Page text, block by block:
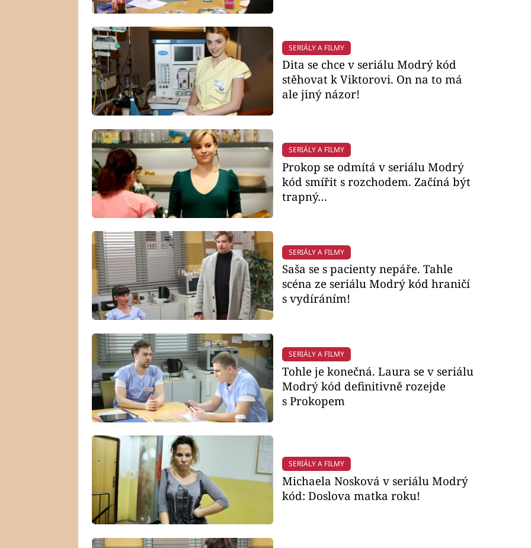
SERIÁLY A FILMY
Dita se chce v seriálu Modrý kód
stěhovat k Viktorovi. On na to má
ale jiný názor!
SERIÁLY A FILMY
Prokop se odmítá v seriálu Modrý
kód smířit s rozchodem. Začíná být
trapný…
SERIÁLY A FILMY
Saša se s pacienty nepáře. Tahle
scéna ze seriálu Modrý kód hraničí
s vydíráním!
SERIÁLY A FILMY
Tohle je konečná. Laura se v seriálu
Modrý kód definitivně rozejde
s Prokopem
SERIÁLY A FILMY
Michaela Nosková v seriálu Modrý
kód: Doslova matka roku!